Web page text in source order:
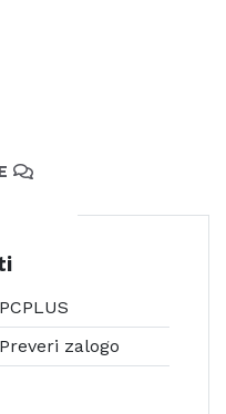
PCPLUS
Preveri zalogo